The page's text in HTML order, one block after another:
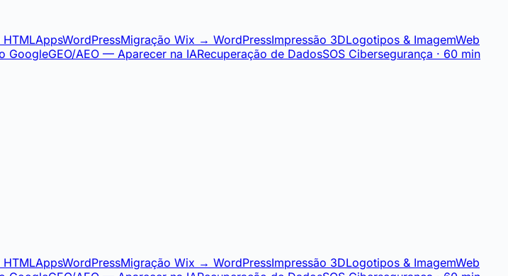
HTMLAppsWordPressMigração Wix → WordPressImpressão 3DLogotipos & ImagemWeb
GoogleGEO/AEO — Aparecer na IARecuperação de DadosSOS Cibersegurança · 60 min
HTMLAppsWordPressMigração Wix → WordPressImpressão 3DLogotipos & ImagemWeb